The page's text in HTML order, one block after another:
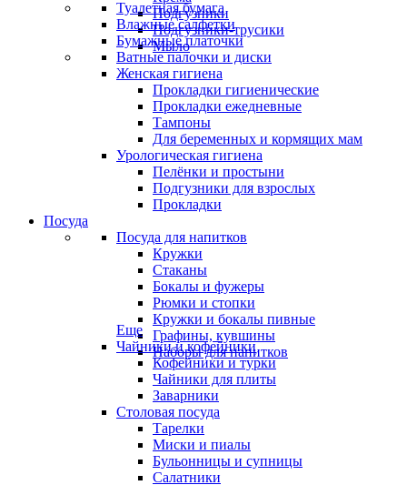
Подгузники
Подгузники-трусики
Мыло
Туалетная бумага
Влажные салфетки
Бумажные платочки
Ватные палочки и диски
Женская гигиена
Прокладки гигиенические
Прокладки ежедневные
Тампоны
Для беременных и кормящих мам
Урологическая гигиена
Пелёнки и простыни
Подгузники для взрослых
Прокладки
Посуда
Посуда для напитков
Кружки
Стаканы
Бокалы и фужеры
Рюмки и стопки
Кружки и бокалы пивные
Графины, кувшины
Наборы для напитков
Еще
Чайники и кофейники
Кофейники и турки
Чайники для плиты
Заварники
Столовая посуда
Тарелки
Миски и пиалы
Бульонницы и супницы
Салатники